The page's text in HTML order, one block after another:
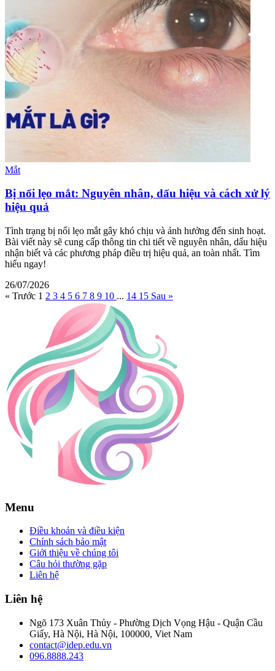
Mắt
Bị nổi lẹo mắt: Nguyên nhân, dấu hiệu và cách xử lý
hiệu quả
Tình trạng bị nổi lẹo mắt gây khó chịu và ảnh hưởng đến sinh hoạt.
Bài viết này sẽ cung cấp thông tin chi tiết về nguyên nhân, dấu hiệu
nhận biết và các phương pháp điều trị hiệu quả, an toàn nhất. Tìm
hiểu ngay!
26/07/2026
« Trước 1 2 3 4 5 6 7 8 9 10 ... 14 15 Sau »
Menu
Điều khoản và điều kiện
Chính sách bảo mật
Giới thiệu về chúng tôi
Câu hỏi thường gặp
Liên hệ
Liên hệ
Ngõ 173 Xuân Thủy - Phường Dịch Vọng Hậu - Quận Cầu
Giấy, Hà Nội, Hà Nội, 100000, Viet Nam
contact@idep.edu.vn
096.8888.243